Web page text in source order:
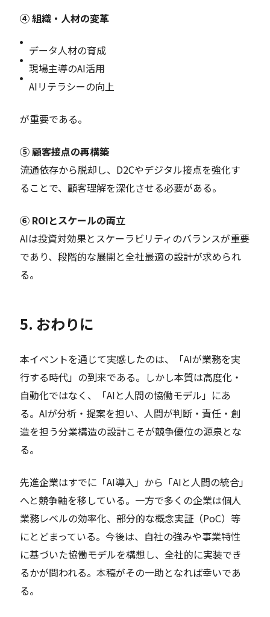
④ 組織・人材の変革
データ人材の育成
現場主導のAI活用
AIリテラシーの向上
が重要である。
⑤ 顧客接点の再構築
流通依存から脱却し、D2Cやデジタル接点を強化す
ることで、顧客理解を深化させる必要がある。
⑥ ROIとスケールの両立
AIは投資対効果とスケーラビリティのバランスが重要
であり、段階的な展開と全社最適の設計が求められ
る。
5. おわりに
本イベントを通じて実感したのは、「AIが業務を実
行する時代」の到来である。しかし本質は高度化・
自動化ではなく、「AIと人間の協働モデル」にあ
る。AIが分析・提案を担い、人間が判断・責任・創
造を担う分業構造の設計こそが競争優位の源泉とな
る。
先進企業はすでに「AI導入」から「AIと人間の統合」
へと競争軸を移している。一方で多くの企業は個人
業務レベルの効率化、部分的な概念実証（PoC）等
にとどまっている。今後は、自社の強みや事業特性
に基づいた協働モデルを構想し、全社的に実装でき
るかが問われる。本稿がその一助となれば幸いであ
る。